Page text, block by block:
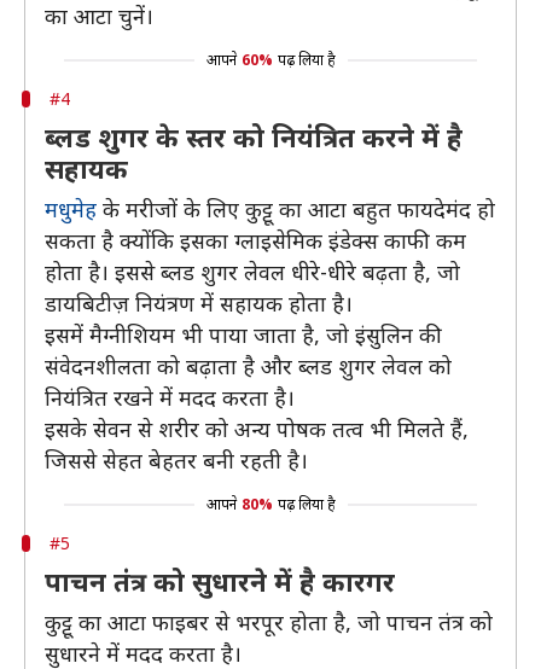
का आटा चुनें।
आपने 60% पढ़ लिया है
#4
ब्लड शुगर के स्तर को नियंत्रित करने में है
सहायक
मधुमेह के मरीजों के लिए कुट्टू का आटा बहुत फायदेमंद हो
सकता है क्योंकि इसका ग्लाइसेमिक इंडेक्स काफी कम
होता है। इससे ब्लड शुगर लेवल धीरे-धीरे बढ़ता है, जो
डायबिटीज़ नियंत्रण में सहायक होता है।
इसमें मैग्नीशियम भी पाया जाता है, जो इंसुलिन की
संवेदनशीलता को बढ़ाता है और ब्लड शुगर लेवल को
नियंत्रित रखने में मदद करता है।
इसके सेवन से शरीर को अन्य पोषक तत्व भी मिलते हैं,
जिससे सेहत बेहतर बनी रहती है।
आपने 80% पढ़ लिया है
#5
पाचन तंत्र को सुधारने में है कारगर
कुट्टू का आटा फाइबर से भरपूर होता है, जो पाचन तंत्र को
सुधारने में मदद करता है।